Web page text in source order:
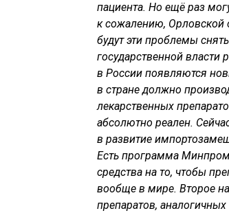
пациента. Но ещё раз
к сожалению, Орловской
будут эти проблемы
государственной власти
в России появляются
в стране должно
лекарственных
абсолютно реален.
в развитие
Есть программа
средства на то, чтобы
вообще в мире. Второе
препаратов,